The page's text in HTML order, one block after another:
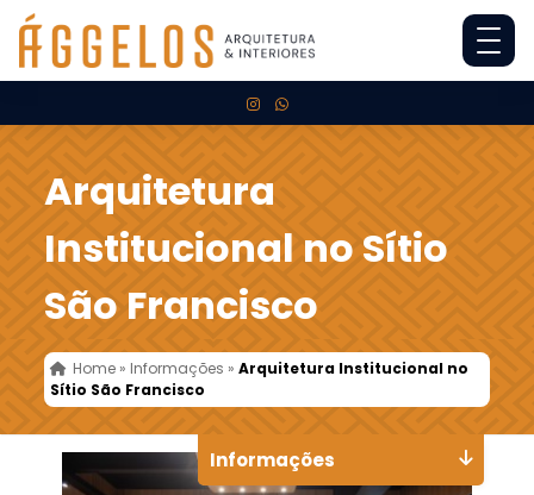
Arquitetura
Institucional no Sítio
São Francisco
Home » Informações »Arquitetura Institucional no
Sítio São Francisco
Informações